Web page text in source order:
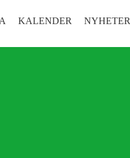
KALENDER NYHETER